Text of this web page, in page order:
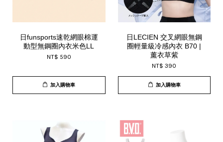
日funsports速乾網眼棉運
動型無鋼圈內衣米色LL
NT$ 590
加入購物車
日LECIEN 交叉網眼無鋼
圈輕量級冷感內衣 B70 |
薰衣草紫
NT$ 390
加入購物車